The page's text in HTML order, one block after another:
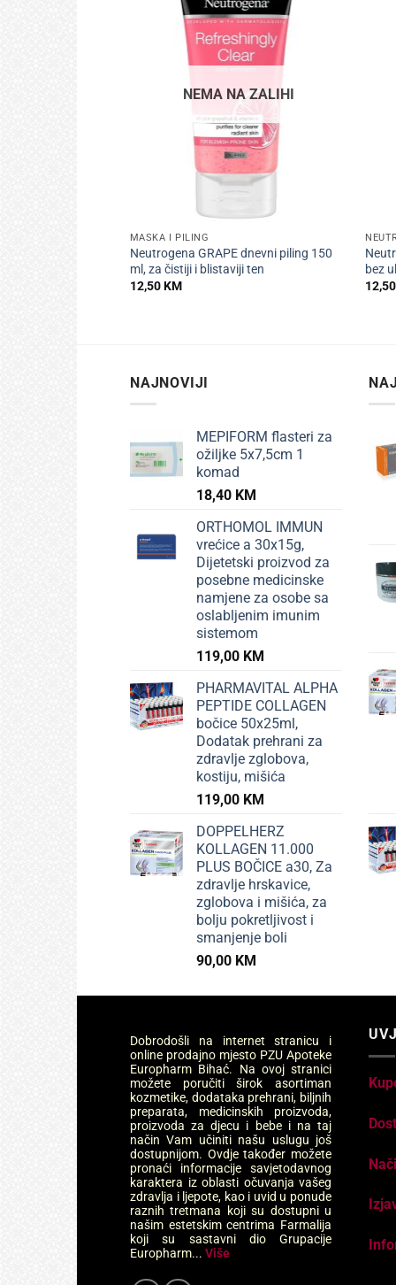
NEMA NA ZALIHI
MASKA I PILING
Neutrogena GRAPE dnevni piling 150
ml, za čistiji i blistaviji ten
12,50KM
bez
NAJNOVIJI
MEPIFORM flasteri za
ožiljke 5x7,5cm 1
komad
18,40 KM
ORTHOMOL IMMUN
vrećice a 30x15g,
Dijetetski proizvod za
posebne medicinske
namjene za osobe sa
oslabljenim imunim
sistemom
119,00 KM
PHARMAVITAL ALPHA
PEPTIDE COLLAGEN
bočice 50x25ml,
Dodatak prehrani za
zdravlje zglobova,
kostiju, mišića
119,00 KM
DOPPELHERZ
KOLLAGEN 11.000
PLUS BOČICE a30, Za
zdravlje hrskavice,
zglobova i mišića, za
bolju pokretljivost i
smanjenje boli
90,00 KM
Dobrodošli na internet stranicu i
online prodajno mjesto PZU Apoteke
Europharm Bihać. Na ovoj stranici
možete poručiti širok asortiman
kozmetike, dodataka prehrani, biljnih
preparata, medicinskih proizvoda,
proizvoda za djecu i bebe i na taj
način Vam učiniti našu uslugu još
dostupnijom. Ovdje također možete
pronaći informacije savjetodavnog
karaktera iz oblasti očuvanja vašeg
zdravlja i ljepote, kao i uvid u ponude
raznih tretmana koji su dostupni u
našim estetskim centrima Farmalija
koji su sastavni dio Grupacije
Europharm... Više